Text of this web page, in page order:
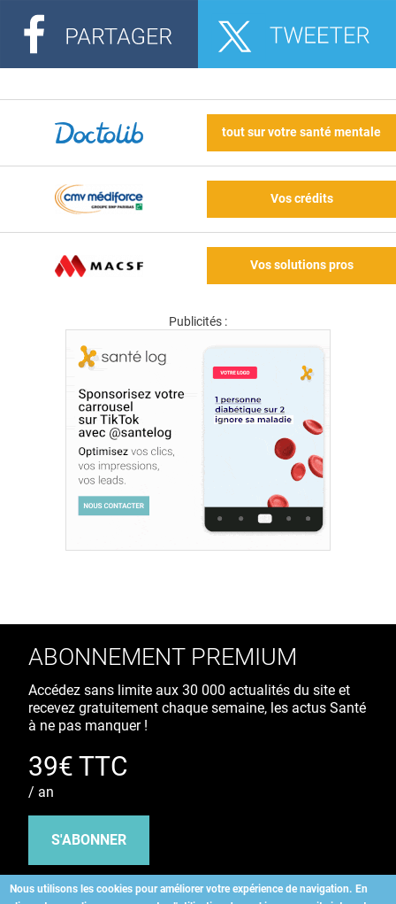
tout sur votre santé mentale
Vos crédits
Vos solutions pros
Publicités :
Nous utilisons les cookies pour améliorer votre expérience de navigation. En
ABONNEMENT PREMIUM
Accédez sans limite aux 30 000 actualités du site et
recevez gratuitement chaque semaine, les actus Santé
à ne pas manquer !
39€ TTC
/ an
S'ABONNER